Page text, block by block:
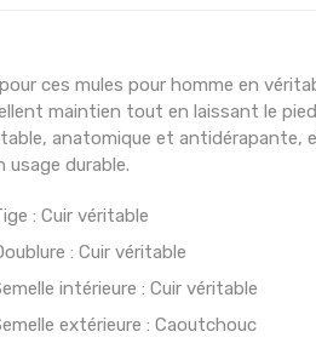
ces mules pour homme en
maintien tout en laissant le
anatomique et antidérapante,
usage durable.
: Cuir véritable
: Cuir véritable
intérieure : Cuir véritable
extérieure : Caoutchouc